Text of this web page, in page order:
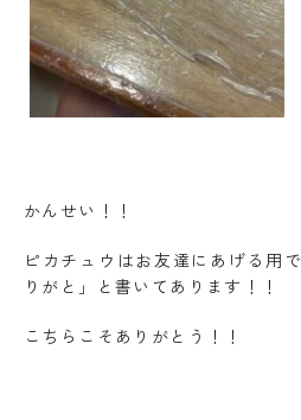
かんせい！！
ピカチュウはお友達にあげる用
りがと」と書いてあります！！
こちらこそありがとう！！